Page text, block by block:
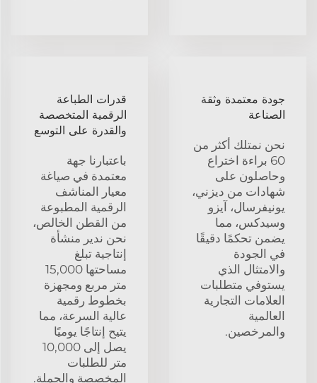
جودة معتمدة وثقة
الصناعة
نحن نمتلك أكثر من
60 براءة اختراع
وحاصلون على
شهادات من ديزني،
يونيفرسال، آيزو
وسيدكس، مما
يضمن تحكمًا دقيقًا
في الجودة
والامتثال الذي
يستوفي متطلبات
العلامات التجارية
العالمية
والمرخصين.
قدرات الطباعة
الرقمية المتخصصة
والقدرة على التوسع
باعتبارنا جهة
معتمدة في صياغة
معيار المناشف
الرقمية المطبوعة
من القطن الخالص،
نحن ندير منشأة
إنتاجية تبلغ
مساحتها 15,000
متر مربع ومجهزة
بخطوط رقمية
عالية السرعة، مما
يتيح إنتاجًا يوميًا
يصل إلى 10,000
متر للطلبات
المخصصة والجملة.